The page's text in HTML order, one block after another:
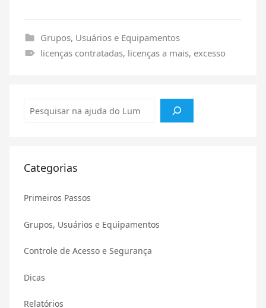
Grupos, Usuários e Equipamentos
licenças contratadas, licenças a mais, excesso
Pesquisar
Categorias
Primeiros Passos
Grupos, Usuários e Equipamentos
Controle de Acesso e Segurança
Dicas
Relatórios